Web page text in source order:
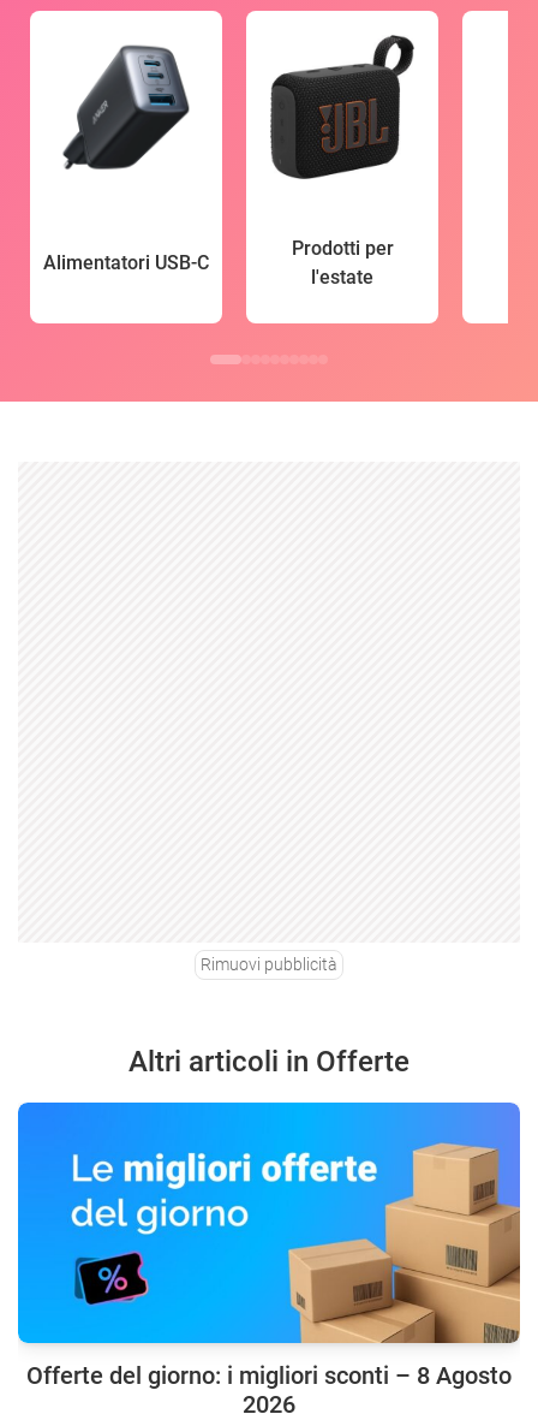
Alimentatori USB-C
Prodotti per
l'estate
Rimuovi pubblicità
Altri articoli in Offerte
Offerte del giorno: i migliori sconti – 8 Agosto
2026